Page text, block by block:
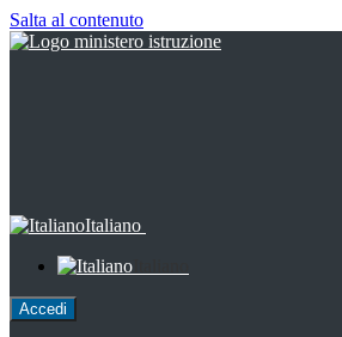
Salta al contenuto
Italiano
Accedi